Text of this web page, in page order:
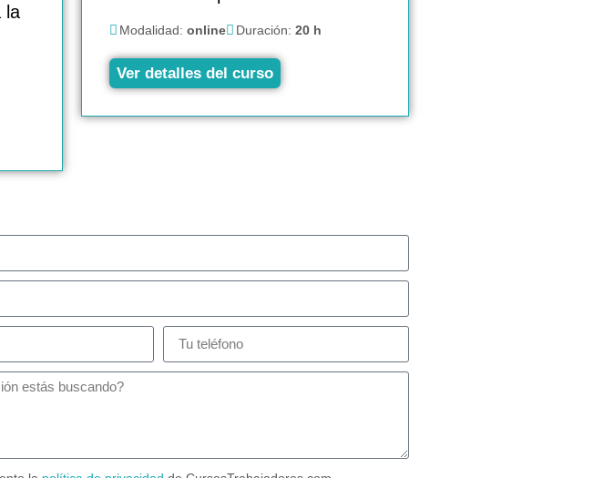
la
Modalidad: online Duración: 20 h
Ver detalles del curso